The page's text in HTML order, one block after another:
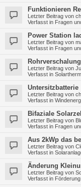
Funktionieren
Letzter Beitrag von
Verfasst in Fragen
Power Station
Letzter Beitrag von
Verfasst in Fragen
Rohrverschalung
Letzter Beitrag von
Verfasst in
Untersitzbatterie
Letzter Beitrag von
Verfasst in
Bifaziale
Letzter Beitrag von
Verfasst in Fragen
Aus 2kWp das
Letzter Beitrag von
Verfasst in
Änderung
Letzter Beitrag von
Verfasst in